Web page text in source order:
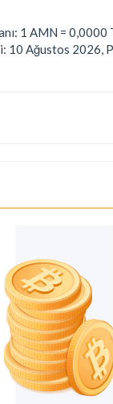
1 AMN = 0,0000
10 Ağustos 2026,